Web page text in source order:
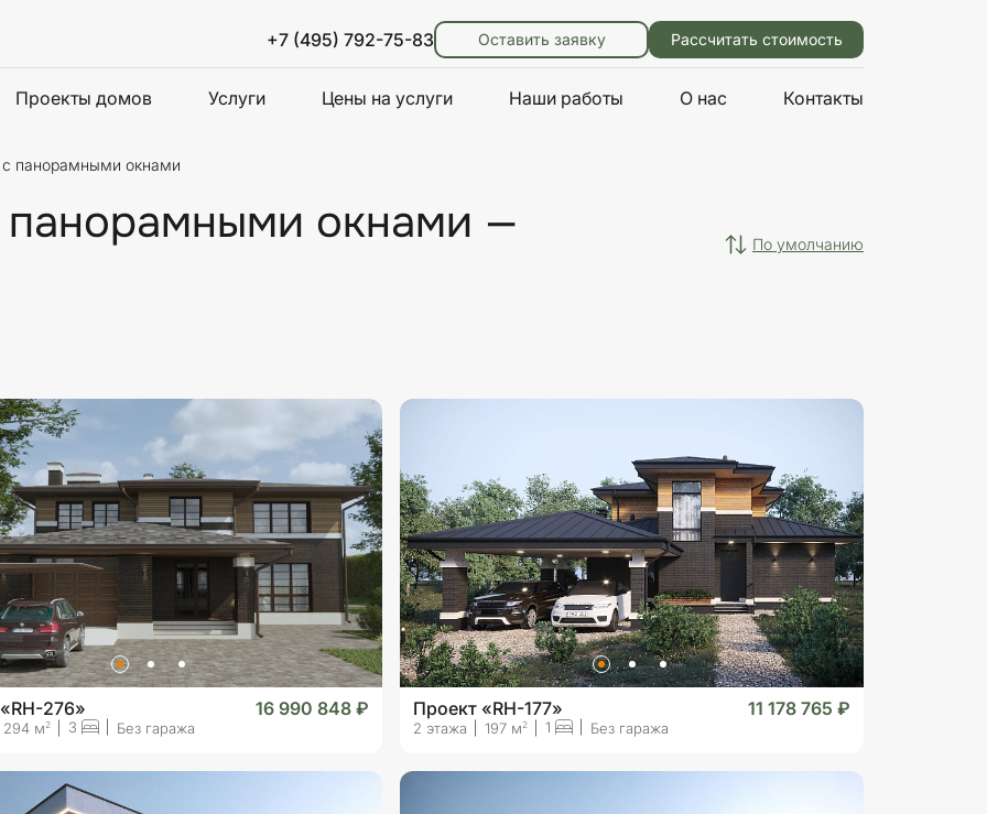
+7 (495) 792-75-83 Оставить заявку Рассчитать стоимость
Проекты домов Услуги Цены на услуги Наши работы О нас Контакты
панорамными окнами
окнами —
по умолчанию
276» 16 990 848 ₽
294 м2 3 Без гаража
Проект «RH-177» 11 178 765 ₽
2 этажа 197 м2 1 Без гаража